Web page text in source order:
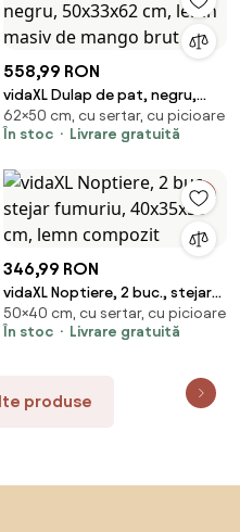
558,99 RON
vidaXL Dulap de pat, negru,
50x33x62 cm, lemn masiv de
mango brut
62×50 cm, cu sertar, cu picioare
În stoc
Livrare gratuită
346,99 RON
vidaXL Noptiere, 2 buc., stejar
fumuriu, 40x35x50 cm, lemn
compozit
50×40 cm, cu sertar, cu picioare
În stoc
Livrare gratuită
produse